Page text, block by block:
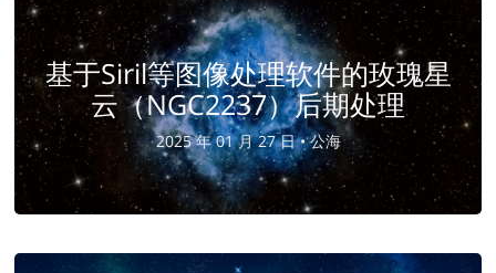
基于Siril等图像处理软件的玫瑰星
云（NGC2237）后期处理
2025 年 01 月 27 日 •公海